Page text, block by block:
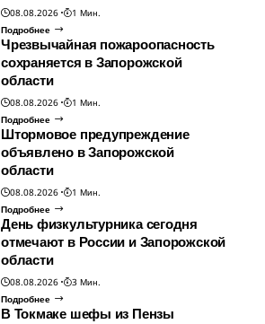
08.08.2026
1 Мин.
Подробнее
Чрезвычайная пожароопасность
сохраняется в Запорожской
области
08.08.2026
1 Мин.
Подробнее
Штормовое предупреждение
объявлено в Запорожской
области
08.08.2026
1 Мин.
Подробнее
День физкультурника сегодня
отмечают в России и Запорожской
области
08.08.2026
3 Мин.
Подробнее
В Токмаке шефы из Пензы